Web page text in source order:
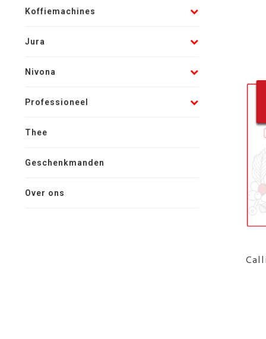
Koffiemachines
Jura
Nivona
Professioneel
Thee
Geschenkmanden
Over ons